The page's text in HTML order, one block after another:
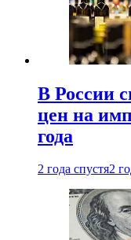
В России
цен на
года
2 года спустя2